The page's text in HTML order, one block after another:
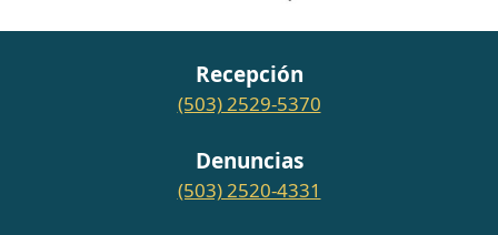
Recepción
(503) 2529-5370
Denuncias
(503) 2520-4331